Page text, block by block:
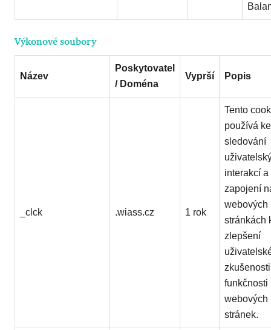
Výkonové soubory
Název
Poskytovatel
/ Doména
Vyprší Popis
_clck .wiass.cz 1 rok
Tento
používá ke
sledování
interakcí a
zapojení
webových
stránkách
zlepšení
funkčnosti
webových
stránek.